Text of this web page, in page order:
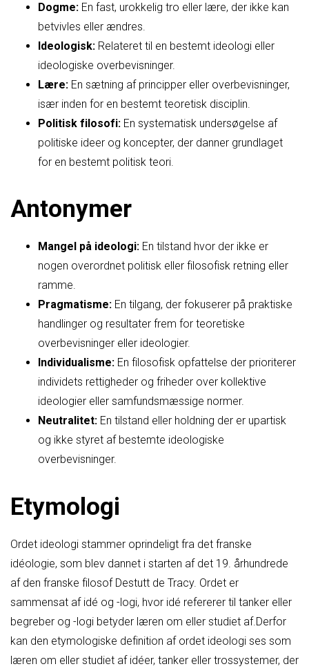
Dogme: En fast, urokkelig tro eller lære, der ikke kan
betvivles eller ændres.
Ideologisk: Relateret til en bestemt ideologi eller
ideologiske overbevisninger.
Lære: En sætning af principper eller overbevisninger,
især inden for en bestemt teoretisk disciplin.
Politisk filosofi: En systematisk undersøgelse af
politiske ideer og koncepter, der danner grundlaget
for en bestemt politisk teori.
Antonymer
Mangel på ideologi: En tilstand hvor der ikke er
nogen overordnet politisk eller filosofisk retning eller
ramme.
Pragmatisme: En tilgang, der fokuserer på praktiske
handlinger og resultater frem for teoretiske
overbevisninger eller ideologier.
Individualisme: En filosofisk opfattelse der prioriterer
individets rettigheder og friheder over kollektive
ideologier eller samfundsmæssige normer.
Neutralitet: En tilstand eller holdning der er upartisk
og ikke styret af bestemte ideologiske
overbevisninger.
Etymologi
Ordet ideologi stammer oprindeligt fra det franske
idéologie, som blev dannet i starten af det 19. århundrede
af den franske filosof Destutt de Tracy. Ordet er
sammensat af idé og -logi, hvor idé refererer til tanker eller
begreber og -logi betyder læren om eller studiet af.Derfor
kan den etymologiske definition af ordet ideologi ses som
læren om eller studiet af idéer, tanker eller trossystemer, der